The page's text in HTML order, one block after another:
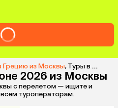
Грецию из Москвы, Туры в Грецию в июне 2026 из Москвы
2026 из Москвы
с перелетом — ищите и
туроператорам.